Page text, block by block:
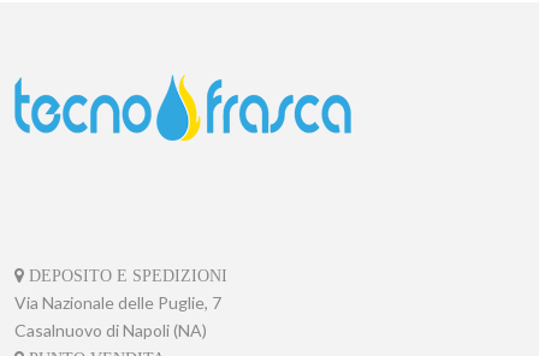
DEPOSITO E SPEDIZIONI
Via Nazionale delle Puglie, 7
Casalnuovo di Napoli (NA)